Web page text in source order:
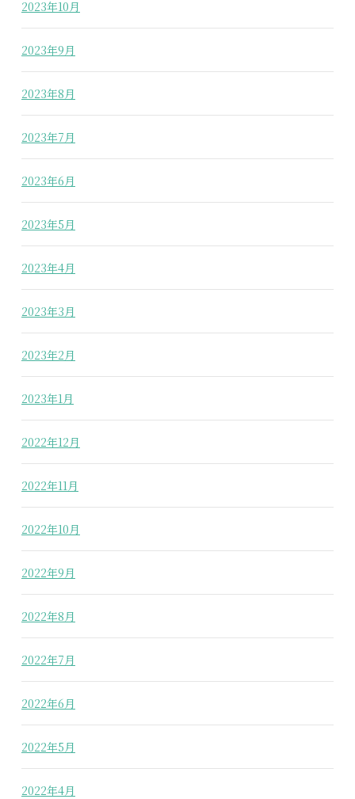
2023年10月
2023年9月
2023年8月
2023年7月
2023年6月
2023年5月
2023年4月
2023年3月
2023年2月
2023年1月
2022年12月
2022年11月
2022年10月
2022年9月
2022年8月
2022年7月
2022年6月
2022年5月
2022年4月